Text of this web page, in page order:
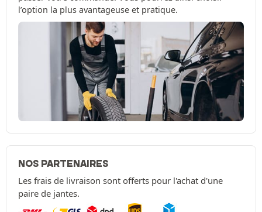
l’option la plus avantageuse et pratique.
NOS PARTENAIRES
Les frais de livraison sont offerts pour l'achat d'une
paire de jantes.